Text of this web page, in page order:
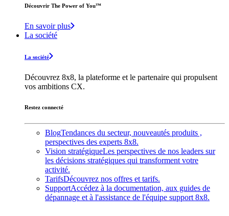
Découvrir The Power of You™️
En savoir plus
La société
La société
Découvrez 8x8, la plateforme et le partenaire qui propulsent
vos ambitions CX.
Restez connecté
BlogTendances du secteur, nouveautés produits ,
perspectives des experts 8x8.
Vision stratégiqueLes perspectives de nos leaders sur
les décisions stratégiques qui transforment votre
activité.
TarifsDécouvrez nos offres et tarifs.
SupportAccédez à la documentation, aux guides de
dépannage et à l'assistance de l'équipe support 8x8.